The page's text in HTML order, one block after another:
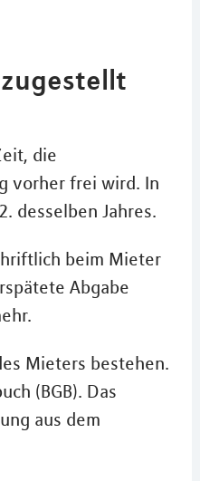
die
vorher frei wird. In
desselben Jahres.
beim Mieter
Abgabe
Mieters bestehen.
(BGB). Das
aus dem